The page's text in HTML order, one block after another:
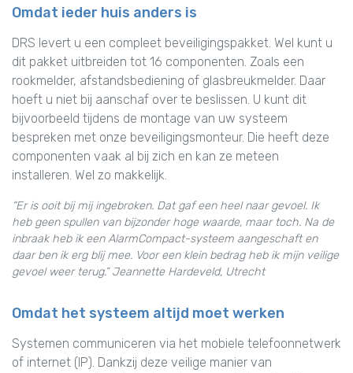
Omdat ieder huis anders is
DRS levert u een compleet beveiligingspakket. Wel kunt u
dit pakket uitbreiden tot 16 componenten. Zoals een
rookmelder, afstandsbediening of glasbreukmelder. Daar
hoeft u niet bij aanschaf over te beslissen. U kunt dit
bijvoorbeeld tijdens de montage van uw systeem
bespreken met onze beveiligingsmonteur. Die heeft deze
componenten vaak al bij zich en kan ze meteen
installeren. Wel zo makkelijk.
“Er is ooit bij mij ingebroken. Dat gaf een heel naar gevoel. Ik
heb geen spullen van bijzonder hoge waarde, maar toch. Na de
inbraak heb ik een AlarmCompact-systeem aangeschaft en
daar ben ik erg blij mee. Voor een klein bedrag heb ik mijn veilige
gevoel weer terug.” Jeannette Hardeveld, Utrecht
Omdat het systeem altijd moet werken
Systemen communiceren via het mobiele telefoonnetwerk
of internet (IP). Dankzij deze veilige manier van